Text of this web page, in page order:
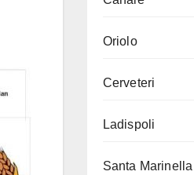
Oriolo
Cerveteri
Ladispoli
Santa Marinella